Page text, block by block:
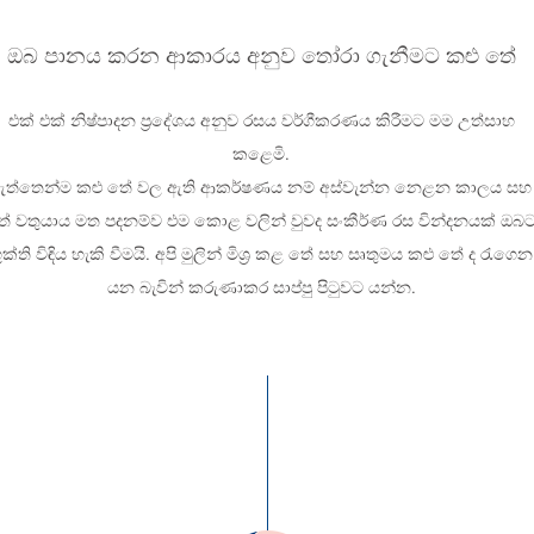
ඔබ පානය කරන ආකාරය අනුව තෝරා ගැනීමට කළු තේ
එක් එක් නිෂ්පාදන ප්‍රදේශය අනුව රසය වර්ගීකරණය කිරීමට මම උත්සාහ
කළෙමි.
කළු තේ වල ඇති ආකර්ෂණය නම් අස්වැන්න නෙළන කාලය සහ
වතුයාය මත පදනම්ව එම කොළ වලින් වුවද සංකීර්ණ රස වින්දනයක්
විඳිය හැකි වීමයි. අපි මුලින් මිශ්‍ර කළ තේ සහ සෘතුමය කළු තේ ද රැගෙන
යන බැවින් කරුණාකර සාප්පු පිටුවට යන්න.